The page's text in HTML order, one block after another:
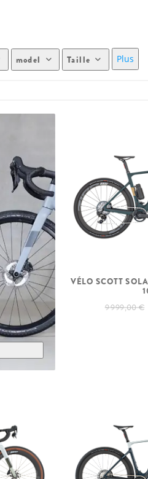
model Taille Plus
VÉLO SCOTT
9 999,00 €